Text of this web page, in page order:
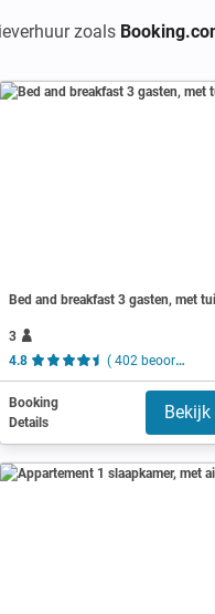
zoals
Bed and breakfast 3 gasten, met
3
4.8
( 402 beoordelingen )
Booking
Details